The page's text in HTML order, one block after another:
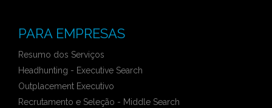
PARA EMPRESAS
Resumo dos Serviços
Headhunting - Executive Search
Outplacement Executivo
Recrutamento e Seleção - Middle Search